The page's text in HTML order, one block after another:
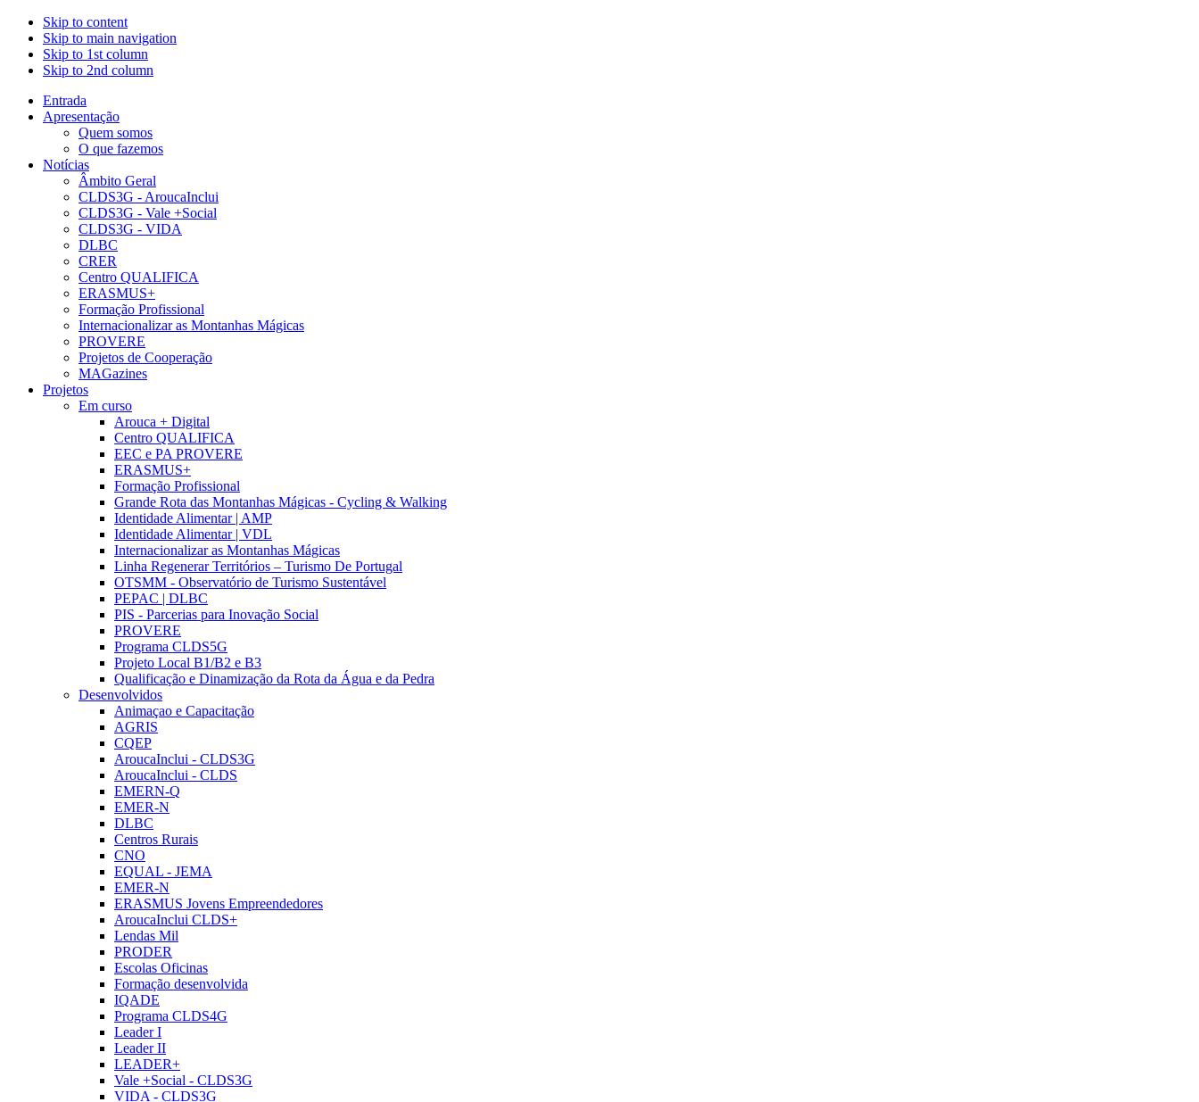
Skip to content
Skip to main navigation
Skip to 1st column
Skip to 2nd column
Entrada
Apresentação
Quem somos
O que fazemos
Notícias
Âmbito Geral
CLDS3G - AroucaInclui
CLDS3G - Vale +Social
CLDS3G - VIDA
DLBC
CRER
Centro QUALIFICA
ERASMUS+
Formação Profissional
Internacionalizar as Montanhas Mágicas
PROVERE
Projetos de Cooperação
MAGazines
Projetos
Em curso
Arouca + Digital
Centro QUALIFICA
EEC e PA PROVERE
ERASMUS+
Formação Profissional
Grande Rota das Montanhas Mágicas - Cycling & Walking
Identidade Alimentar | AMP
Identidade Alimentar | VDL
Internacionalizar as Montanhas Mágicas
Linha Regenerar Territórios – Turismo De Portugal
OTSMM - Observatório de Turismo Sustentável
PEPAC | DLBC
PIS - Parcerias para Inovação Social
PROVERE
Programa CLDS5G
Projeto Local B1/B2 e B3
Qualificação e Dinamização da Rota da Água e da Pedra
Desenvolvidos
Animaçao e Capacitação
AGRIS
CQEP
AroucaInclui - CLDS3G
AroucaInclui - CLDS
EMERN-Q
EMER-N
DLBC
Centros Rurais
CNO
EQUAL - JEMA
EMER-N
ERASMUS Jovens Empreendedores
AroucaInclui CLDS+
Lendas Mil
PRODER
Escolas Oficinas
Formação desenvolvida
IQADE
Programa CLDS4G
Leader I
Leader II
LEADER+
Vale +Social - CLDS3G
VIDA - CLDS3G